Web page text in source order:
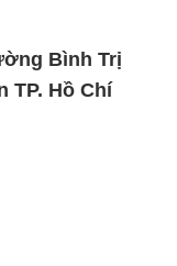
Bình Trị
TP. Hồ Chí